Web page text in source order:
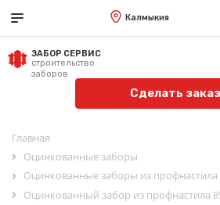
Калмыкия
ЗАБОР СЕРВИС
строительство
заборов
Сделать заказ
Главная
Оцинкованные заборы
Оцинкованные заборы из профнастила
Оцинкованный забор из профнастила